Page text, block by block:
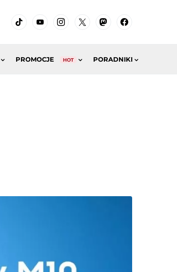
PROMOCJE HOT PORADNIKI